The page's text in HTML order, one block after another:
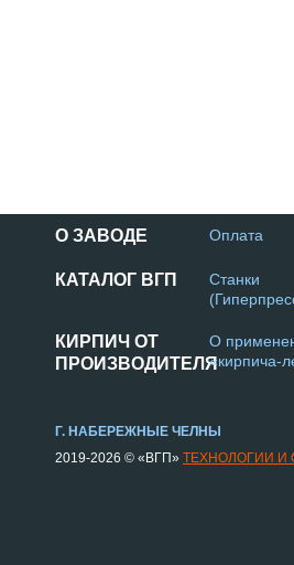
О ЗАВОДЕ Оплата
КАТАЛОГ ВГП
Станки
КИРПИЧ ОТ
ПРОИЗВОДИТЕЛЯ
О
«кирпича-
Г. НАБЕРЕЖНЫЕ ЧЕЛНЫ
2019-2026 © «ВГП» ТЕХНОЛОГИИ И